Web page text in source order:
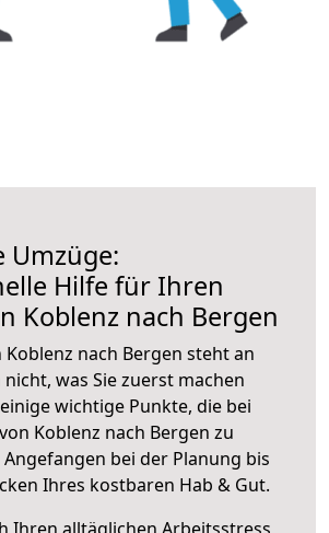
Umzüge:
Hilfe für Ihren
Koblenz nach Bergen
nach Bergen steht an
nicht, was Sie zuerst machen
wichtige Punkte, die bei
Koblenz nach Bergen zu
Angefangen bei der Planung bis
Ihres kostbaren Hab & Gut.